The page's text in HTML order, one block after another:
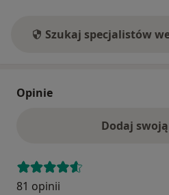
Szukaj specjalistów
Opinie
Dodaj
81 opinii